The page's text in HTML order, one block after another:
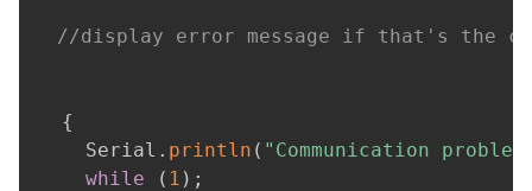
//display error message if that's the
{
    Serial
. println ( "Communication
while
( 1 ) ;